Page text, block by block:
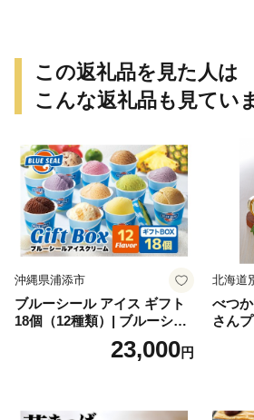
この返礼品を見た人は
こんな返礼品も見てい
沖縄県浦添市
ブルーシール アイス ギフト
18個（12種類）| ブルーシー
ルアイス ブルーシールアイ
スクリーム 着日指定可能 送
誕生日 カップ 詰め合わせ バ
23,000円
北海道
べつ
さん
12個
ス 北
道産